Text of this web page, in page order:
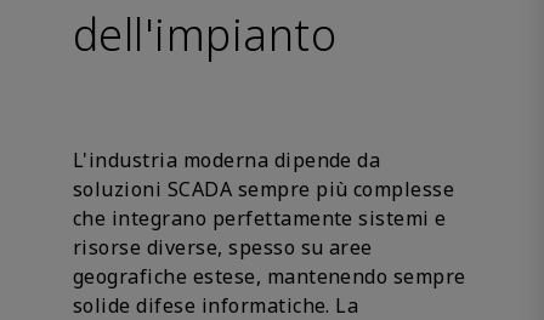
dell'impianto
L'industria moderna dipende da
soluzioni SCADA sempre più complesse
che integrano perfettamente sistemi e
risorse diverse, spesso su aree
geografiche estese, mantenendo sempre
solide difese informatiche. La